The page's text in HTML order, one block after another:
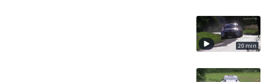
20 min